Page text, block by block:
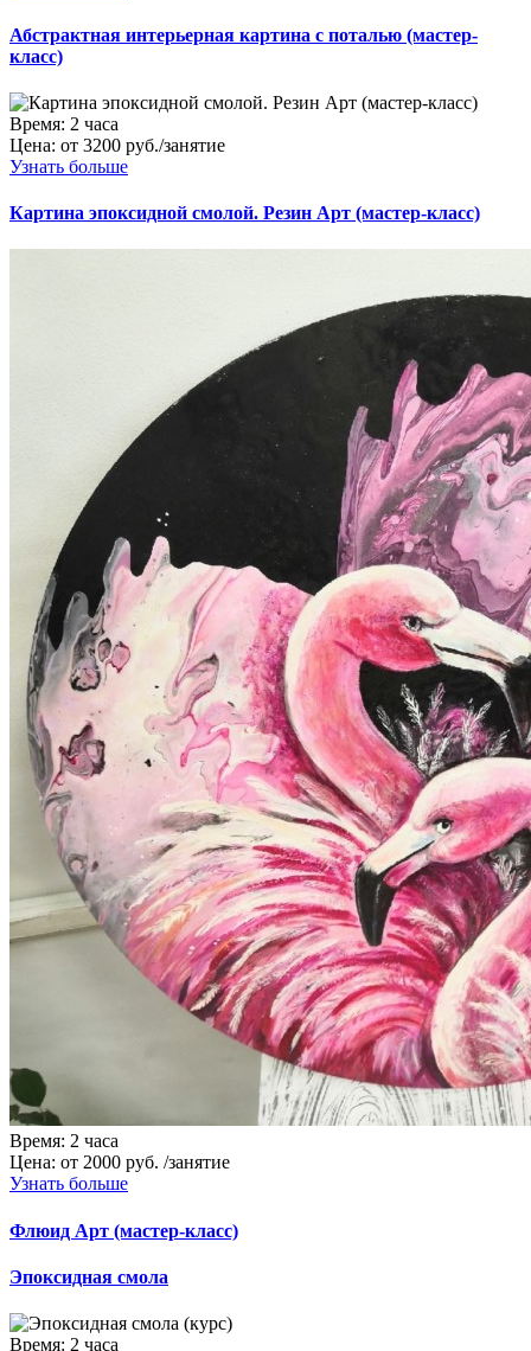
Абстрактная интерьерная картина с поталью (мастер-
класс)
Время: 2 часа
Цена: от 3200 руб./занятие
Узнать больше
Картина эпоксидной смолой. Резин Арт (мастер-класс)
Время: 2 часа
Цена: от 2000 руб. /занятие
Узнать больше
Флюид Арт (мастер-класс)
Эпоксидная смола
Время: 2 часа